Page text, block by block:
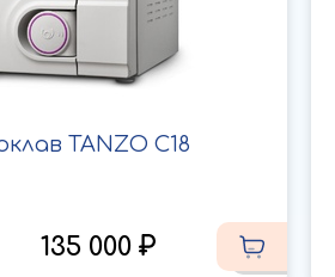
TANZO C18
135 000